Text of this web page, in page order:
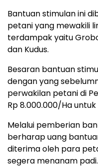
Bantuan stimulan ini
petani yang mewakili
terdampak yaitu
dan Kudus.
Besaran bantuan
dengan yang
perwakilan petani di
Rp 8.000.000/Ha
Melalui pemberian
berharap uang
diterima oleh para
segera menanam padi.